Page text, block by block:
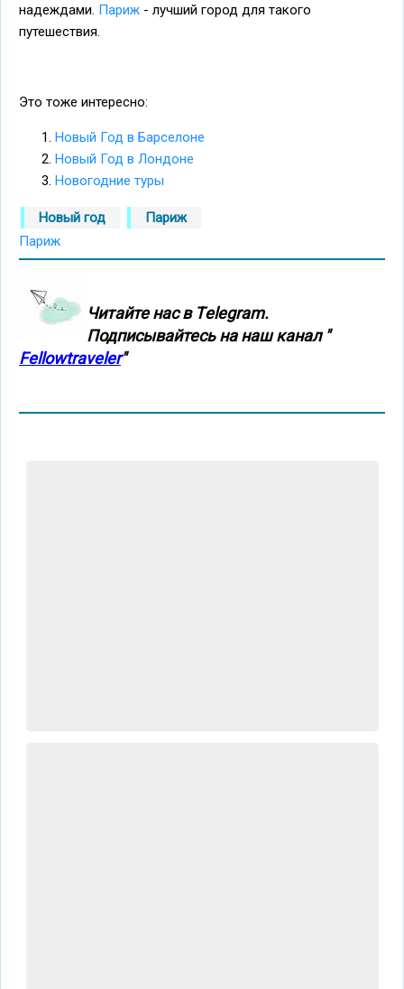
надеждами. Париж - лучший город для такого
путешествия.
Это тоже интересно:
Новый Год в Барселоне
Новый Год в Лондоне
Новогодние туры
Новый год
Париж
Париж
Читайте нас в Тelegram.
Подписывайтесь на наш канал "
Fellowtraveler"